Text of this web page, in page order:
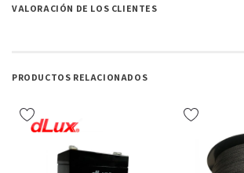
VALORACIÓN DE LOS CLIENTES
PRODUCTOS RELACIONADOS